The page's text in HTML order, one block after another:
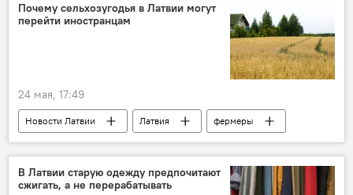
Почему сельхозугодья в Латвии могут
перейти иностранцам
24 мая, 17:49
Новости Латвии Латвия
фермеры
иностранцы
В Латвии старую одежду предпочитают
сжигать, а не перерабатывать